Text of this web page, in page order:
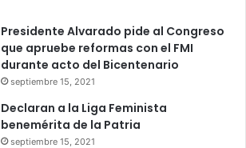
Presidente Alvarado pide al Congreso
que apruebe reformas con el FMI
durante acto del Bicentenario
septiembre 15, 2021
Declaran a la Liga Feminista
benemérita de la Patria
septiembre 15, 2021